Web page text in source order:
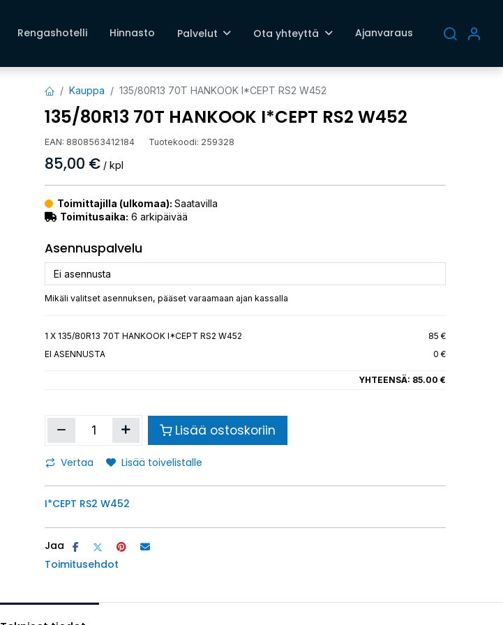
Rengashotelli Hinnasto Palvelut Ota yhteyttä Ajanvaraus
Kauppa 135/80R13 70T HANKOOK I*CEPT RS2 W452
135/80R13 70T HANKOOK I*CEPT RS2 W452
EAN: 8808563412184 Tuotekoodi: 259328
85,00 € / kpl
Toimittajilla (ulkomaa): Saatavilla
Toimitusaika: 6 arkipäivää
Asennuspalvelu
Mikäli valitset asennuksen, pääset varaamaan ajan kassalla
1 X 135/80R13 70T HANKOOK I*CEPT RS2 W452
85 €
EI ASENNUSTA
0 €
YHTEENSÄ: 85.00 €
Lisää ostoskoriin
Vertaa Lisää toivelistalle
I*CEPT RS2 W452
Jaa
Toimitusehdot